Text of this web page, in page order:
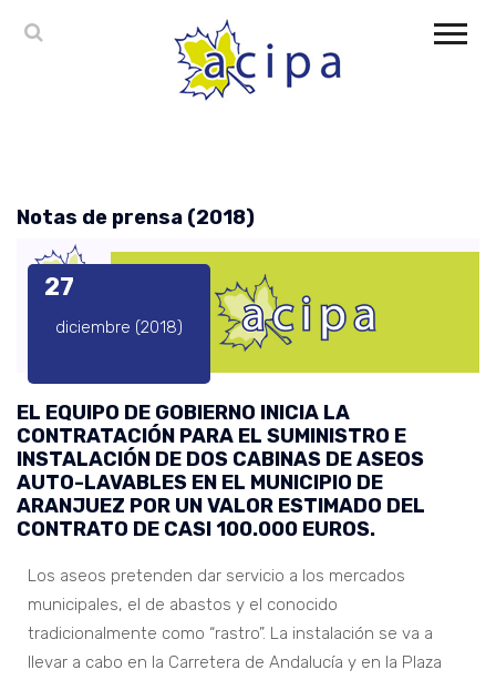
Notas de prensa (2018)
27
diciembre (2018)
EL EQUIPO DE GOBIERNO INICIA LA
CONTRATACIÓN PARA EL SUMINISTRO E
INSTALACIÓN DE DOS CABINAS DE ASEOS
AUTO-LAVABLES EN EL MUNICIPIO DE
ARANJUEZ POR UN VALOR ESTIMADO DEL
CONTRATO DE CASI 100.000 EUROS.
Los aseos pretenden dar servicio a los mercados
municipales, el de abastos y el conocido
tradicionalmente como “rastro”. La instalación se va a
llevar a cabo en la Carretera de Andalucía y en la Plaza